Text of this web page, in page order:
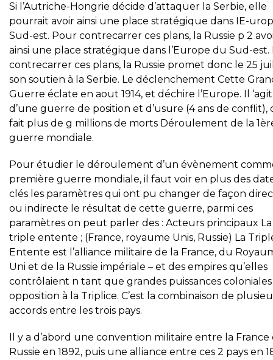
Si l’Autriche-Hongrie décide d’attaquer la Serbie, elle
pourrait avoir ainsi une place stratégique dans IE-
Sud-est. Pour contrecarrer ces plans, la Russie p 2
ainsi une place stratégique dans l’Europe du Sud-
contrecarrer ces plans, la Russie promet donc le 25
son soutien à la Serbie. Le déclenchement Cette
Guerre éclate en aout 1914, et déchire l’Europe. Il ‘agit
d’une guerre de position et d’usure (4 ans de conflit),
fait plus de g millions de morts Déroulement de la
guerre mondiale.
Pour étudier le déroulement d’un évènement
première guerre mondiale, il faut voir en plus des
clés les paramètres qui ont pu changer de façon
ou indirecte le résultat de cette guerre, parmi ces
paramètres on peut parler des : Acteurs principaux La
triple entente ; (France, royaume Unis, Russie) La
Entente est l’alliance militaire de la France, du
Uni et de la Russie impériale – et des empires qu’elles
contrôlaient n tant que grandes puissances coloniales
opposition à la Triplice. C’est la combinaison de
accords entre les trois pays.
Il y a d’abord une convention militaire entre la France
Russie en 1892, puis une alliance entre ces 2 pays en